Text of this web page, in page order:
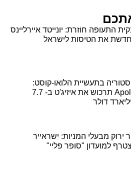
התעופה חוזרת: יונייטד איירליינס
את הטיסות לישראל
בתעשיית הלואו-קוסט:
Apollo תרכוש את איזיג'ט ב- 7.7
דולר
מבעלי המניות: ישראייר
למועדון "סופר פליי"